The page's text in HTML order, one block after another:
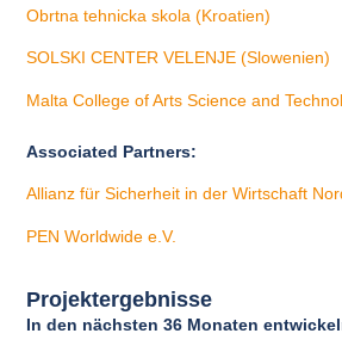
Obrtna tehnicka skola (Kroatien)
SOLSKI CENTER VELENJE (Slowenien)
Malta College of Arts Science and
Associated Partners:
Allianz für Sicherheit in der Wirtschaft
PEN Worldwide e.V.
Projektergebnisse
In den nächsten 36 Monaten